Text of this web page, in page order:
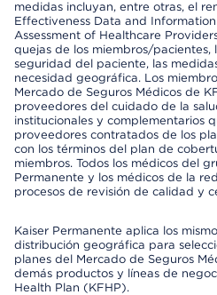
medidas incluyan, entre otras, el
Effectiveness Data and
Assessment of Healthcare
quejas de los miembros/pacientes,
seguridad del paciente, las
necesidad geográfica. Los
Mercado de Seguros Médicos de
proveedores del cuidado de la
institucionales y complementarios
proveedores contratados de los
con los términos del plan de
miembros. Todos los médicos del
Permanente y los médicos de la
procesos de revisión de calidad y
Kaiser Permanente aplica los
distribución geográfica para
planes del Mercado de Seguros
demás productos y líneas de
Health Plan (KFHP).